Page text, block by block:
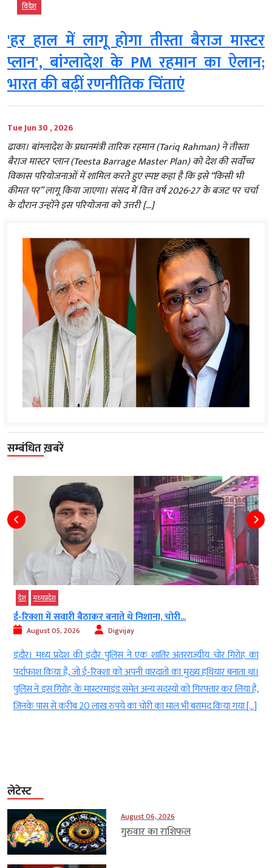
विदेश
'हर हाल में लागू होगा तीस्ता बैराज मास्टर
प्लान', बांग्लादेश के PM रहमान का ऐलान;
भारत की बढ़ीं रणनीतिक चिंताएं
Tue Jun 30 , 2026
ढाका। बांग्लादेश के प्रधानमंत्री तारिक रहमान (Tariq Rahman) ने तीस्ता
बैराज मास्टर प्लान (Teesta Barrage Master Plan) को देश की सर्वोच्च
विकास परियोजनाओं में शामिल करते हुए स्पष्ट कहा है कि इसे “किसी भी
कीमत पर” लागू किया जाएगा। संसद में वित्त वर्ष 2026-27 के बजट पर चर्चा
के दौरान उन्होंने इस परियोजना को उत्तरी […]
सम्बंधित ख़बरें
देश मध्‍यप्रदेश
ई-रिक्शा में सवारी बैठाकर बनाते थे निशाना, चोरी...
August 05, 2026 Digvijay
इंदौर। मध्य प्रदेश की इंदौर पुलिस ने एक शातिर अंतरराज्यीय चोर गिरोह का
पर्दाफाश किया है, जो ई-रिक्शा को अपनी वारदातों का मुख्य हथियार बनाता था।
पुलिस ने इस गिरोह के मास्टरमाइंड समेत अन्य सदस्यों को गिरफ्तार कर लिया है,
जिनके पास से करीब 20 लाख रुपये का चोरी का माल भी बरामद किया गया […]
लेटेस्ट
August 06, 2026
गुरुवार का राशिफल